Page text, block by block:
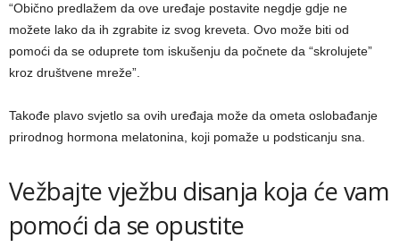
“Obično predlažem da ove uređaje postavite negdje gdje ne
možete lako da ih zgrabite iz svog kreveta. Ovo može biti od
pomoći da se oduprete tom iskušenju da počnete da “skrolujete”
kroz društvene mreže”.
Takođe plavo svjetlo sa ovih uređaja može da ometa oslobađanje
prirodnog hormona melatonina, koji pomaže u podsticanju sna.
Vežbajte vježbu disanja koja će vam
pomoći da se opustite